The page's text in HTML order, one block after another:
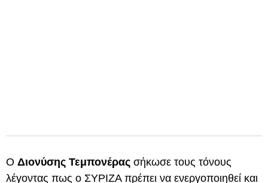
Ο Διονύσης Τεμπονέρας σήκωσε τους τόνους
λέγοντας πως ο ΣΥΡΙΖΑ πρέπει να ενεργοποιηθεί και